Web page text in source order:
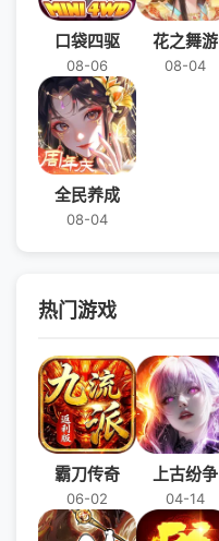
口袋四驱
08-06
花之舞游
08-04
全民养成
08-04
热门游戏
霸刀传奇
06-02
上古纷争
04-14